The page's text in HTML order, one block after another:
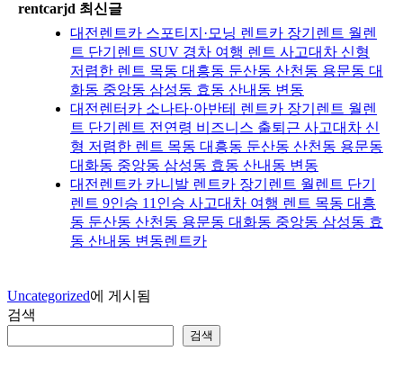
rentcarjd 최신글
대전렌트카 스포티지·모닝 렌트카 장기렌트 월렌
트 단기렌트 SUV 경차 여행 렌트 사고대차 신형
저렴한 렌트 목동 대흥동 둔산동 산천동 용문동 대
화동 중앙동 삼성동 효동 산내동 변동
대전렌터카 소나타·아반테 렌트카 장기렌트 월렌
트 단기렌트 전연령 비즈니스 출퇴근 사고대차 신
형 저렴한 렌트 목동 대흥동 둔산동 산천동 용문동
대화동 중앙동 삼성동 효동 산내동 변동
대전렌트카 카니발 렌트카 장기렌트 월렌트 단기
렌트 9인승 11인승 사고대차 여행 렌트 목동 대흥
동 둔산동 산천동 용문동 대화동 중앙동 삼성동 효
동 산내동 변동렌트카
Uncategorized에 게시됨
검색
검색